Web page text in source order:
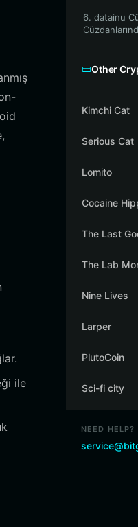
ile
6. datainu
Other
Kimchi Cat
Serious Cat
Lomito
Cocaine
The Last
The Lab
Nine Lives
Larper
PlutoCoin
Sci-fi city
NEED HELP?